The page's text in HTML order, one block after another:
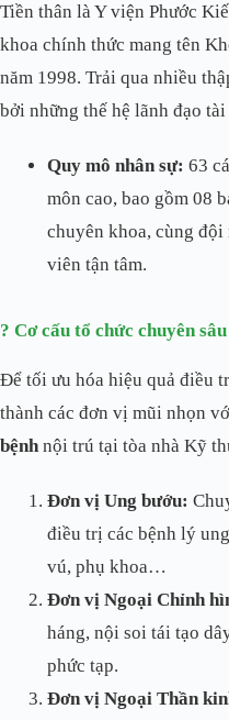
Tiền thân là Y viện Phước
khoa chính thức mang tên
năm 1998. Trải qua nhiều
bởi những thế hệ lãnh đạo
Quy mô nhân sự: 63
môn cao, bao gồm 08
chuyên khoa, cùng
viên tận tâm.
? Cơ cấu tổ chức chuyên sâu
Để tối ưu hóa hiệu quả điều
thành các đơn vị mũi nhọn
bệnhnội trú tại tòa nhà Kỹ
Đơn vị Ung bướu:
điều trị các bệnh lý
vú, phụ khoa…
Đơn vị Ngoại Chỉnh
háng, nội soi tái tạo
phức tạp.
Đơn vị Ngoại Thần